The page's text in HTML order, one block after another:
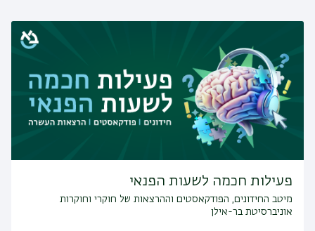
פעילות חכמה לשעות הפנאי
מיטב החידונים, הפודקאסטים וההרצאות של חוקרי וחוקרות
אוניברסיטת בר-אילן